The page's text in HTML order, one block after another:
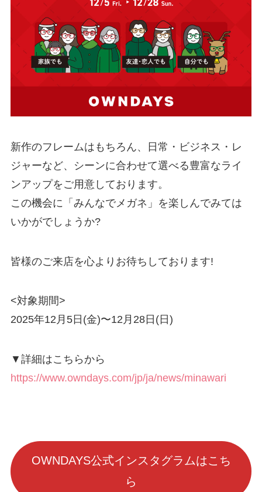
新作のフレームはもちろん、日常・ビジネス・レ
ジャーなど、シーンに合わせて選べる豊富なライ
ンアップをご用意しております。
この機会に「みんなでメガネ」を楽しんでみては
いかがでしょうか?
皆様のご来店を心よりお待ちしております!
<対象期間>
2025年12月5日(金)〜12月28日(日)
▼詳細はこちらから
https://www.owndays.com/jp/ja/news/minawari
OWNDAYS公式インスタグラムはこち
ら